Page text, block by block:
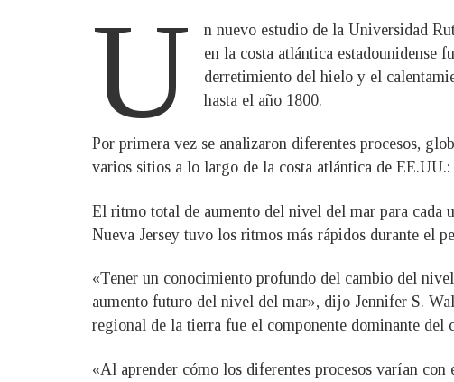
U
n nuevo estudio de la Universidad
en la costa atlántica estadounidense
derretimiento del hielo y el
hasta el año 1800.
Por primera vez se analizaron diferentes procesos,
varios sitios a lo largo de la costa atlántica de
El ritmo total de aumento del nivel del mar para cada
Nueva Jersey tuvo los ritmos más rápidos durante el
«Tener un conocimiento profundo del cambio del
aumento futuro del nivel del mar», dijo Jennifer S.
regional de la tierra fue el componente dominante del
«Al aprender cómo los diferentes procesos varían